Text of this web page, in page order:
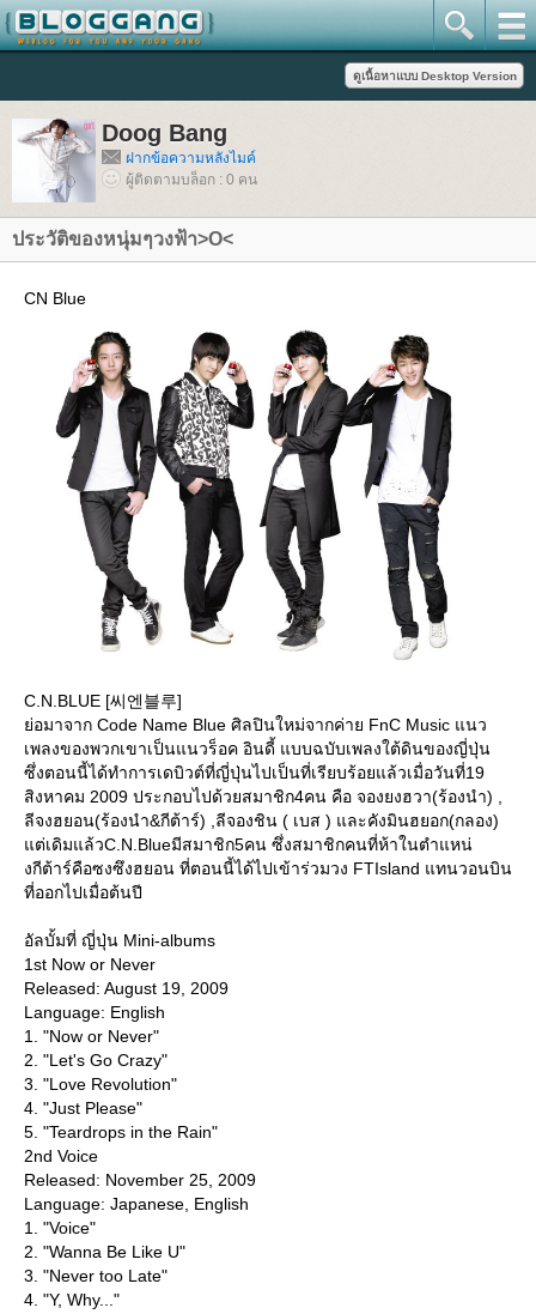
Doog Bang
ฝากข้อความหลังไมค์
ผู้ติดตามบล็อก : 0 คน
ประวัติของหนุ่มๆวงฟ้า>O<
CN Blue
C.N.BLUE [씨엔블루]
่อมาจาก Code Name Blue ศิลปินใหม่จากค่าย FnC Music แนว
เพลงของพวกเขาเป็นแนวร็อค อินดี้ แบบฉบับเพลงใต้ดินของญี่ปุ่น
ซึ่งตอนนี้ได้ทำการเดบิวต์ที่ญี่ปุ่นไปเป็นที่เรียบร้อยแล้วเมื่อวันที่19
สิงหาคม 2009 ประกอบไปด้วยสมาชิก4คน คือ จองยงฮวา(ร้องนำ) ,
ลีจงฮยอน(ร้องนำ&กีต้าร์) ,ลีจองชิน ( เบส ) และคังมินฮยอก(กลอง)
ต่เดิมแล้วC.N.Blueมีสมาชิก5คน ซึ่งสมาชิกคนที่ห้าในตำแหน่
งกีต้าร์คือซงซึงฮยอน ที่ตอนนี้ได้ไปเข้าร่วมวง FTIsland แทนวอนบิน
ที่ออกไปเมื่อต้นปี
อัลบั้มที่ ญี่ปุ่น Mini-albums
1st Now or Never
Released: August 19, 2009
Language: English
1. "Now or Never"
2. "Let's Go Crazy"
3. "Love Revolution"
4. "Just Please"
5. "Teardrops in the Rain"
2nd Voice
Released: November 25, 2009
Language: Japanese, English
1. "Voice"
2. "Wanna Be Like U"
3. "Never too Late"
4. "Y, Why..."